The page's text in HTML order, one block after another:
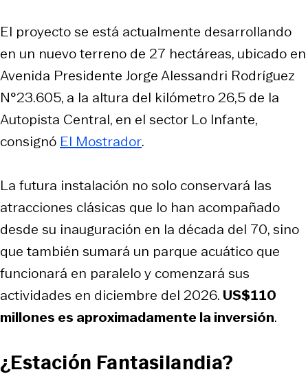
El proyecto se está actualmente desarrollando
en un nuevo terreno de 27 hectáreas, ubicado en
Avenida Presidente Jorge Alessandri Rodríguez
N°23.605, a la altura del kilómetro 26,5 de la
Autopista Central, en el sector Lo Infante,
consignó El Mostrador.
La futura instalación no solo conservará las
atracciones clásicas que lo han acompañado
desde su inauguración en la década del 70, sino
que también sumará un parque acuático que
funcionará en paralelo y comenzará sus
actividades en diciembre del 2026. US$110
millones es aproximadamente la inversión.
¿Estación Fantasilandia?